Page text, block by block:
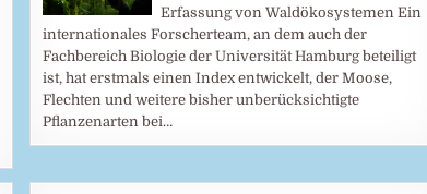
Erfassung von Waldökosystemen Ein
internationales Forscherteam, an dem auch der
Fachbereich Biologie der Universität Hamburg beteiligt
ist, hat erstmals einen Index entwickelt, der Moose,
Flechten und weitere bisher unberücksichtigte
Pflanzenarten bei…